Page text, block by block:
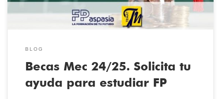
BLOG
Becas Mec 24/25. Solicita tu
ayuda para estudiar FP